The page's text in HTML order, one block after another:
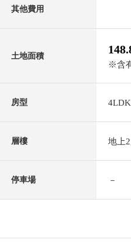
其他費用
土地面積
※含
房型 4LDK
層樓 地上
停車場 －